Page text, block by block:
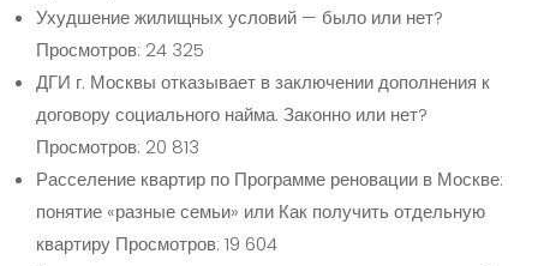
Ухудшение жилищных условий — было или нет?
Просмотров: 24 325
ДГИ г. Москвы отказывает в заключении дополнения к
договору социального найма. Законно или нет?
Просмотров: 20 813
Расселение квартир по Программе реновации в Москве:
понятие «разные семьи» или Как получить отдельную
квартиру Просмотров: 19 604